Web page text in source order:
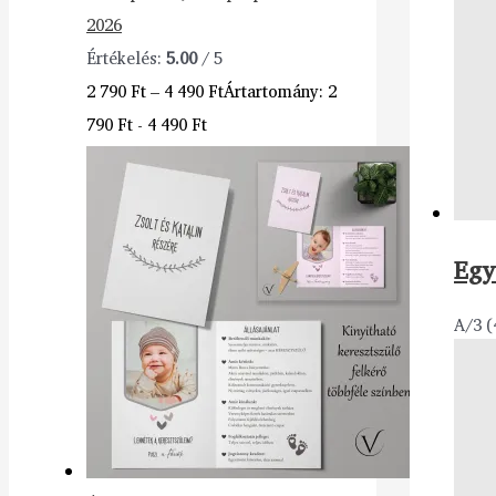
2026
Értékelés: 5.00/ 5
2 790Ft– 4 490FtÁrtartomány: 2
790 Ft - 4 490 Ft
A/3